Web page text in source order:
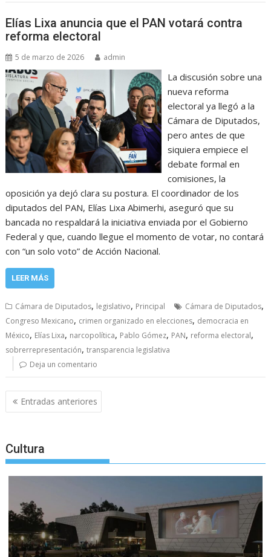
Elías Lixa anuncia que el PAN votará contra
reforma electoral
5 de marzo de 2026 admin
La discusión sobre una
nueva reforma
electoral ya llegó a la
Cámara de Diputados,
pero antes de que
siquiera empiece el
debate formal en
comisiones, la
oposición ya dejó clara su postura. El coordinador de los
diputados del PAN, Elías Lixa Abimerhi, aseguró que su
bancada no respaldará la iniciativa enviada por el Gobierno
Federal y que, cuando llegue el momento de votar, no contará
con “un solo voto” de Acción Nacional.
LEER MÁS
Cámara de Diputados, legislativo, Principal Cámara de Diputados,
Congreso Mexicano, crimen organizado en elecciones, democracia en
México, Elías Lixa, narcopolítica, Pablo Gómez, PAN, reforma electoral,
sobrerrepresentación,transparencia legislativa
Deja un comentario
Navegación
de
Entradas anteriores
Cultura